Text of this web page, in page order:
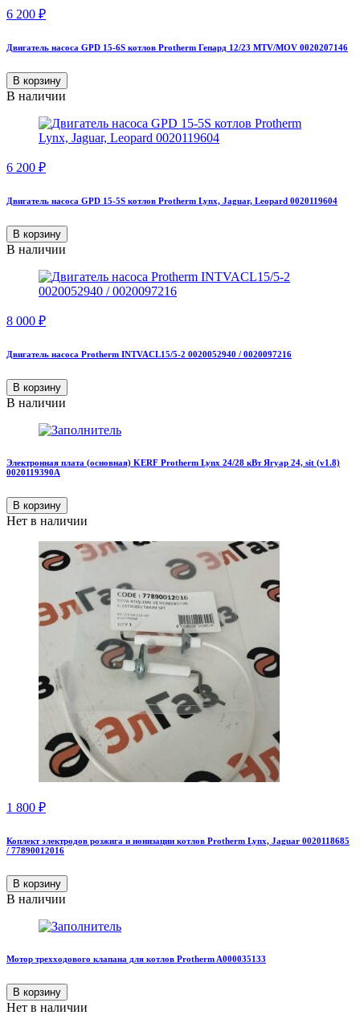
6 200 ₽
Двигатель насоса GPD 15-6S котлов Protherm Гепард 12/23 MTV/MOV 0020207146
В корзину
В наличии
6 200 ₽
Двигатель насоса GPD 15-5S котлов Protherm Lynx, Jaguar, Leopard 0020119604
В корзину
В наличии
8 000 ₽
Двигатель насоса Protherm INTVACL15/5-2 0020052940 / 0020097216
В корзину
В наличии
Электронная плата (основная) KERF Protherm Lynx 24/28 кВт Ягуар 24, sit (v1.8)
0020119390А
В корзину
Нет в наличии
1 800 ₽
Коплект электродов розжига и ионизации котлов Protherm Lynx, Jaguar 0020118685
/ 77890012016
В корзину
В наличии
Мотор трехходового клапана для котлов Protherm A000035133
В корзину
Нет в наличии